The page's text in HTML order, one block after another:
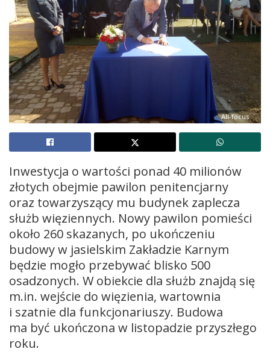
All-focus
Inwestycja o wartości ponad 40 milionów
złotych obejmie pawilon penitencjarny
oraz towarzyszący mu budynek zaplecza
służb więziennych. Nowy pawilon pomieści
około 260 skazanych, po ukończeniu
budowy w jasielskim Zakładzie Karnym
będzie mogło przebywać blisko 500
osadzonych. W obiekcie dla służb znajdą się
m.in. wejście do więzienia, wartownia
i szatnie dla funkcjonariuszy. Budowa
ma być ukończona w listopadzie przyszłego
roku.